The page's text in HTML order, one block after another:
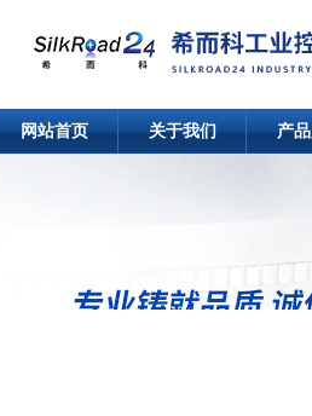
网站首页 关于我们 产